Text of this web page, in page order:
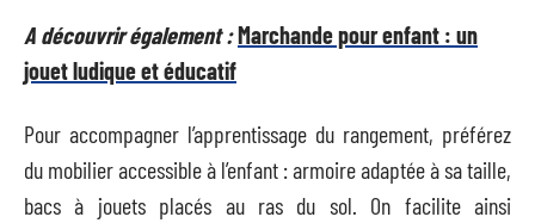
A découvrir également :Marchande pour enfant : un
jouet ludique et éducatif
Pour accompagner l’apprentissage du rangement, préférez
du mobilier accessible à l’enfant : armoire adaptée à sa taille,
bacs à jouets placés au ras du sol. On facilite ainsi